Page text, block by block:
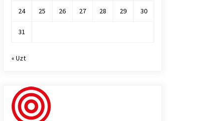
24 25 26 27 28 29 30
31
« Uzt